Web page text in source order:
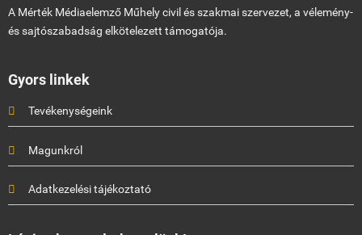
A Mérték Médiaelemző Műhely civil és szakmai szervezet, a vélemény-
és sajtószabadság elkötelezett támogatója.
Gyors linkek
Tevékenységeink
Magunkról
Adatkezelési tájékoztató